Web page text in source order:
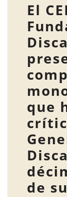
El
que
de